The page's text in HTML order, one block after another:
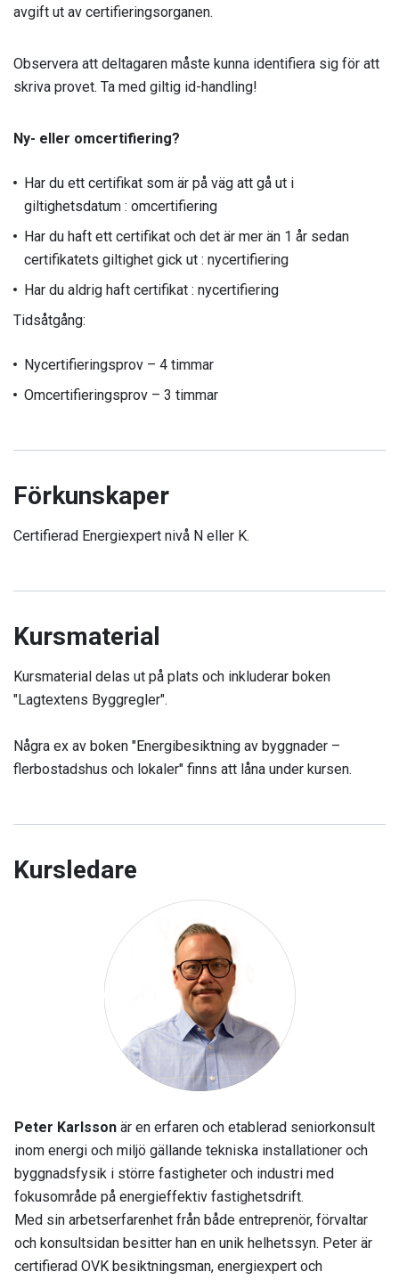
avgift ut av certifieringsorganen.
Observera att deltagaren måste kunna identifiera sig för att
skriva provet. Ta med giltig id-handling!
Ny- eller omcertifiering?
Har du ett certifikat som är på väg att gå ut i
giltighetsdatum : omcertifiering
Har du haft ett certifikat och det är mer än 1 år sedan
certifikatets giltighet gick ut : nycertifiering
Har du aldrig haft certifikat : nycertifiering
Tidsåtgång:
Nycertifieringsprov – 4 timmar
Omcertifieringsprov – 3 timmar
Förkunskaper
Certifierad Energiexpert nivå N eller K.
Kursmaterial
Kursmaterial delas ut på plats och inkluderar boken
"Lagtextens Byggregler".
Några ex av boken "Energibesiktning av byggnader –
flerbostadshus och lokaler" finns att låna under kursen.
Kursledare
Peter Karlsson är en erfaren och etablerad seniorkonsult
inom energi och miljö gällande tekniska installationer och
byggnadsfysik i större fastigheter och industri med
fokusområde på energieffektiv fastighetsdrift.
Med sin arbetserfarenhet från både entreprenör, förvaltar
och konsultsidan besitter han en unik helhetssyn. Peter är
certifierad OVK besiktningsman, energiexpert och